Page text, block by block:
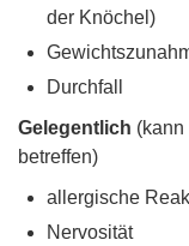
der Knöchel)
Durchfall
Gelegentlich
betreffen)
allergische
Nervosität